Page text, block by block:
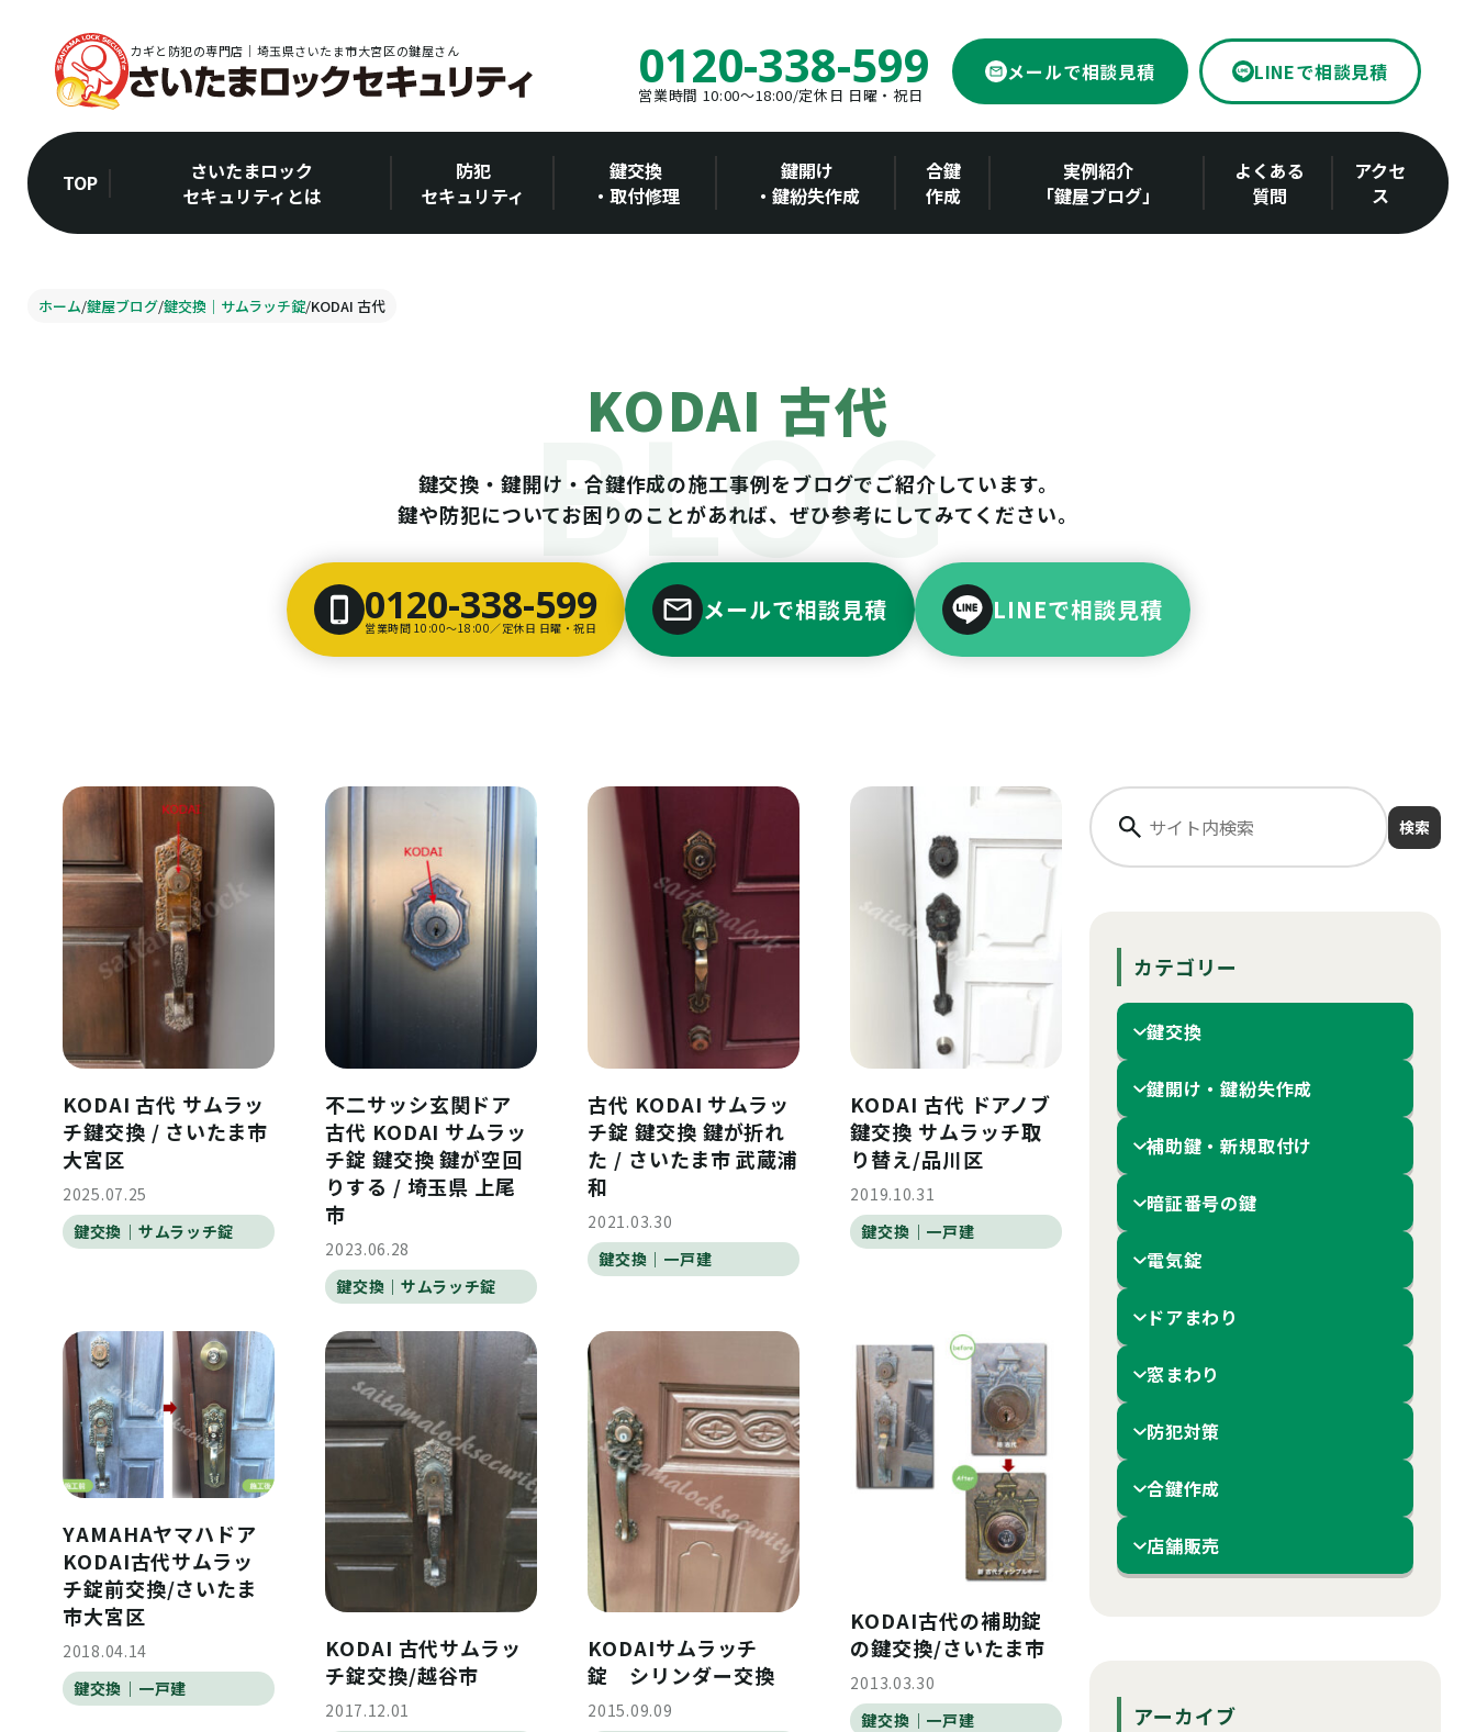
カギと防犯の専門店｜埼玉県さいたま市大宮区の鍵屋さん 0120-338-599
営業時間 10:00～18:00/定休日 日曜・祝日
メールで相談見積 LINEで相談見積
TOP
さいたまロック
セキュリティとは
防犯
セキュリティ
鍵交換
・取付修理
鍵開け
・鍵紛失作成
合鍵
作成
実例紹介
「鍵屋ブログ」
よくある
質問
アクセ
ス
ホーム/鍵屋ブログ/鍵交換｜サムラッチ錠/KODAI 古代
KODAI 古代
鍵交換・鍵開け・合鍵作成の施工事例をブログでご紹介しています。
鍵や防犯についてお困りのことがあれば、ぜひ参考にしてみてください。
0120-338-599
営業時間 10:00〜18:00／定休日 日曜・祝日
メールで相談見積 LINEで相談見積
KODAI 古代 サムラッ
チ鍵交換 / さいたま市
大宮区
2025.07.25
鍵交換｜サムラッチ錠
不二サッシ玄関ドア
古代 KODAI サムラッ
チ錠 鍵交換 鍵が空回
りする / 埼玉県 上尾
市
2023.06.28
鍵交換｜サムラッチ錠
古代 KODAI サムラッ
チ錠 鍵交換 鍵が折れ
た / さいたま市 武蔵浦
和
2021.03.30
鍵交換｜一戸建
KODAI 古代 ドアノブ
鍵交換 サムラッチ取
り替え/品川区
2019.10.31
鍵交換｜一戸建
YAMAHAヤマハドア
KODAI古代サムラッ
チ錠前交換/さいたま
市大宮区
2018.04.14
鍵交換｜一戸建
KODAI 古代サムラッ
チ錠交換/越谷市
2017.12.01
KODAIサムラッチ
錠 シリンダー交換
2015.09.09
KODAI古代の補助錠
の鍵交換/さいたま市
2013.03.30
鍵交換｜一戸建
検索
カテゴリー
鍵交換
鍵開け・鍵紛失作成
補助鍵・新規取付け
暗証番号の鍵
電気錠
ドアまわり
窓まわり
防犯対策
合鍵作成
店舗販売
アーカイブ